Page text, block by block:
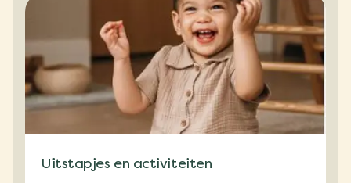
Uitstapjes en activiteiten